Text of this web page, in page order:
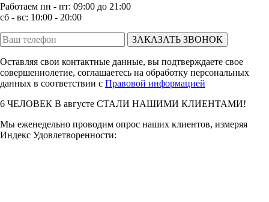
Работаем пн - пт: 09:00 до 21:00
сб - вс: 10:00 - 20:00
ЗАКАЗАТЬ ЗВОНОК
Оставляя свои контактные данные, вы подтверждаете свое
совершеннолетие, соглашаетесь на обработку персональных
данных в соответствии с Правовой информацией
6 ЧЕЛОВЕК В августе СТАЛИ НАШИМИ КЛИЕНТАМИ!
Мы еженедельно проводим опрос наших клиентов, измеряя
Индекс Удовлетворенности: